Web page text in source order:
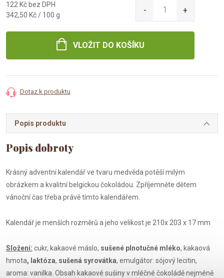
122 Kč bez DPH
Měrná
342,50 Kč / 100 g
VLOŽIT DO KOŠÍKU
Dotaz k produktu
Popis produktu
Krásný adventní kalendář ve tvaru medvěda potěší milým
obrázkem a kvalitní belgickou čokoládou. Zpříjemněte dětem
vánoční čas třeba právě tímto kalendářem.
Kalendář je menších rozměrů a jeho velikost je 210x 203 x 17 mm
Složení: cukr, kakaové máslo, sušené plnotučné mléko, kakaová
hmota, laktóza, sušená syrovátka, emulgátor: sójový lecitin,
aroma: vanilka. Obsah kakaové sušiny v mléčné čokoládě nejméně